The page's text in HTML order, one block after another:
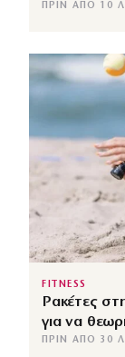
ΠΡΙΝ ΑΠΌ 10
FITNESS
Ρακέτες
για να
ΠΡΙΝ ΑΠΌ 30